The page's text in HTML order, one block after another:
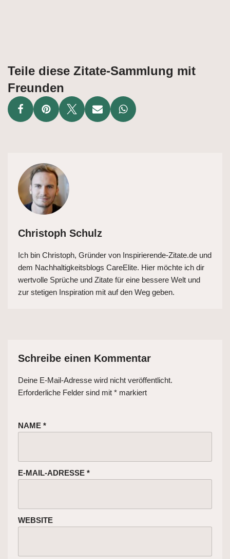
Teile diese Zitate-Sammlung mit
Freunden
Christoph Schulz
Ich bin Christoph, Gründer von Inspirierende-Zitate.de und
dem Nachhaltigkeitsblogs CareElite. Hier möchte ich dir
wertvolle Sprüche und Zitate für eine bessere Welt und
zur stetigen Inspiration mit auf den Weg geben.
Schreibe einen Kommentar
Deine E-Mail-Adresse wird nicht veröffentlicht.
Erforderliche Felder sind mit * markiert
NAME *
E-MAIL-ADRESSE *
WEBSITE